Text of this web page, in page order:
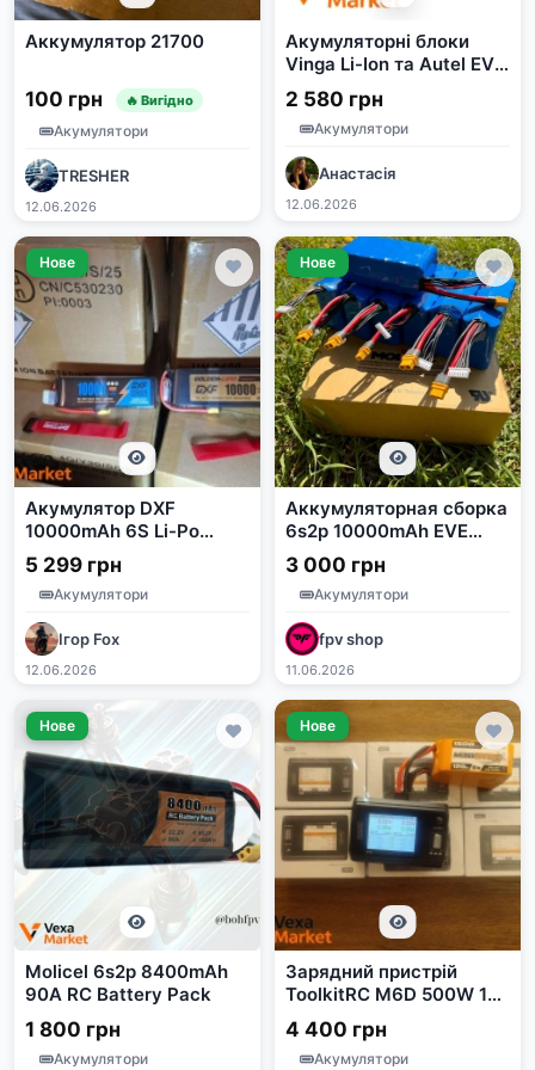
Аккумулятор 21700
100 грн 🔥 Вигідно
Акумулятори
TRESHER
12.06.2026
Акумуляторні блоки
Vinga Li-Ion та Autel EVO
Max Series
2 580 грн
Акумулятори
Анастасія
12.06.2026
Нове
Акумулятор DXF
10000mAh 6S Li-Po
100C/150C для FPV
дронів
5 299 грн
Акумулятори
Ігор Fox
12.06.2026
Нове
Аккумуляторная сборка
6s2p 10000mAh EVE
50PL
3 000 грн
Акумулятори
fpv shop
11.06.2026
Нове
Molicel 6s2p 8400mAh
90A RC Battery Pack
1 800 грн
Акумулятори
Нове
Зарядний пристрій
ToolkitRC M6D 500W 1-
6S для двох батарей
4 400 грн
Акумулятори